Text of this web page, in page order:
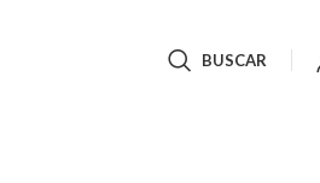
BUSCAR